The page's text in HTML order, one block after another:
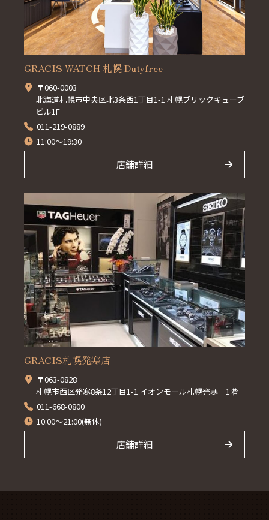
GRACIS WATCH 札幌 Dutyfree
〒060-0003
北海道札幌市中央区北3条西1丁目1-1 札幌ブリックキューブ
ビル1F
011-219-0889
11:00～19:30
店舗詳細
GRACIS札幌発寒店
〒063-0828
札幌市西区発寒8条12丁目1-1 イオンモール札幌発寒 1階
011-668-0800
10:00～21:00(無休)
店舗詳細